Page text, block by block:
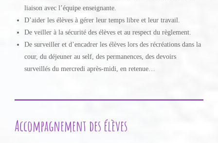
liaison avec l’équipe enseignante.
D’aider les élèves à gérer leur temps libre et leur travail.
De veiller à la sécurité des élèves et au respect du règlement.
De surveiller et d’encadrer les élèves lors des récréations dans la
cour, du déjeuner au self, des permanences, des devoirs
surveillés du mercredi après-midi, en retenue…
Accompagnement des élèves